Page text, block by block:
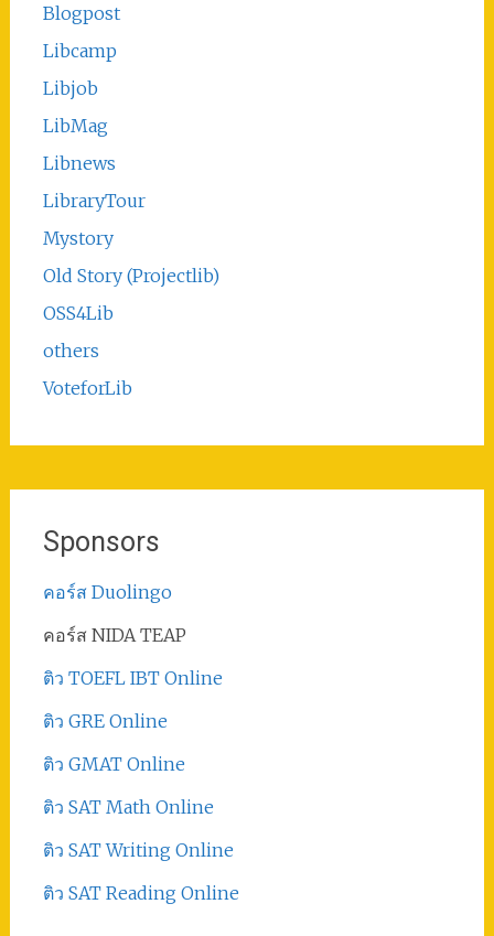
Blogpost
Libcamp
Libjob
LibMag
Libnews
LibraryTour
Mystory
Old Story (Projectlib)
OSS4Lib
others
VoteforLib
Sponsors
คอร์ส Duolingo
คอร์ส NIDA TEAP
ติว TOEFL IBT Online
ติว GRE Online
ติว GMAT Online
ติว SAT Math Online
ติว SAT Writing Online
ติว SAT Reading Online